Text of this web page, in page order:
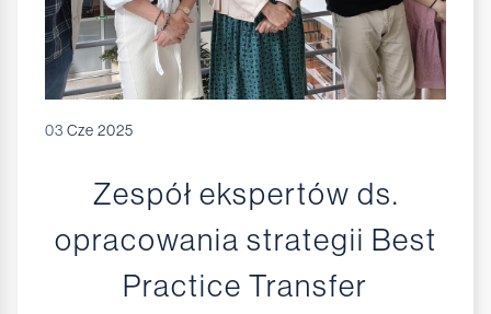
03 Cze 2025
Zespół ekspertów ds.
opracowania strategii Best
Practice Transfer